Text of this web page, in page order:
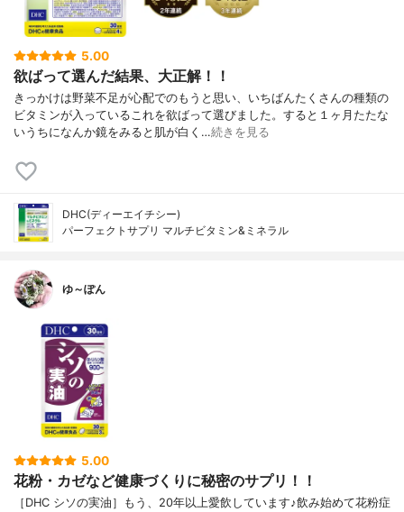
5.00
欲ばって選んだ結果、大正解！！
きっかけは野菜不足が心配でのもうと思い、いちばんたくさんの種類の
ビタミンが入っているこれを欲ばって選びました。すると１ヶ月たたな
いうちになんか鏡をみると肌が白く…続きを見る
DHC(ディーエイチシー)
パーフェクトサプリ マルチビタミン&ミネラル
ゆ～ぽん
5.00
花粉・カゼなど健康づくりに秘密のサプリ！！
［DHC シソの実油］もう、20年以上愛飲しています♪飲み始めて花粉症